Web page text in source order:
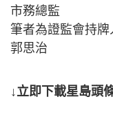
市務總監
筆者為證監會持牌
郭思治
↓立即下載星島頭